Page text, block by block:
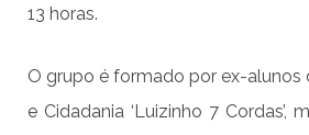
13 horas.
O grupo é formado por ex-alunos
e Cidadania ‘Luizinho 7 Cordas’,